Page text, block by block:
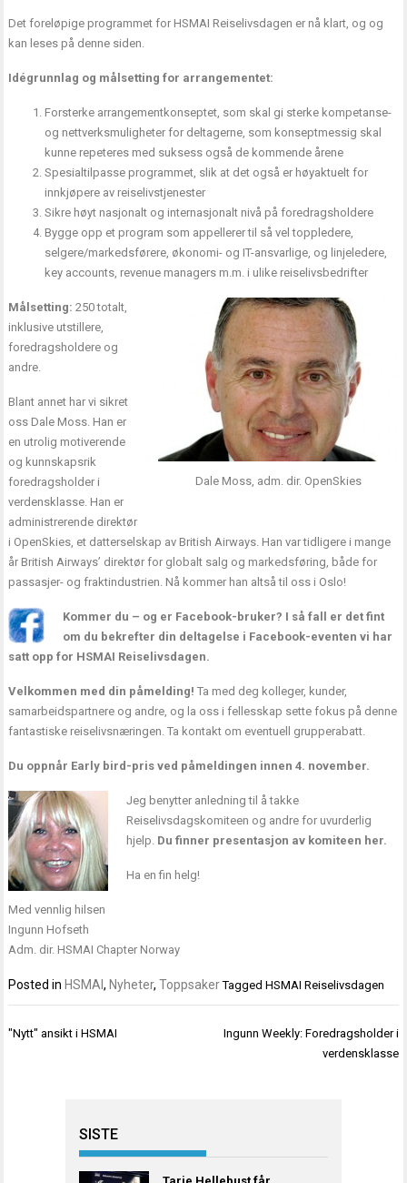
Det foreløpige programmet for HSMAI Reiselivsdagen er nå klart, og og
kan leses på denne siden.
Idégrunnlag og målsetting for arrangementet:
Forsterke arrangementkonseptet, som skal gi sterke kompetanse-
og nettverksmuligheter for deltagerne, som konseptmessig skal
kunne repeteres med suksess også de kommende årene
Spesialtilpasse programmet, slik at det også er høyaktuelt for
innkjøpere av reiselivstjenester
Sikre høyt nasjonalt og internasjonalt nivå på foredragsholdere
Bygge opp et program som appellerer til så vel toppledere,
selgere/markedsførere, økonomi- og IT-ansvarlige, og linjeledere,
key accounts, revenue managers m.m. i ulike reiselivsbedrifter
Dale Moss, adm. dir. OpenSkies
Målsetting: 250 totalt,
inklusive utstillere,
foredragsholdere og
andre.
Blant annet har vi sikret
oss Dale Moss. Han er
en utrolig motiverende
og kunnskapsrik
foredragsholder i
verdensklasse. Han er
administrerende direktør
i OpenSkies, et datterselskap av British Airways. Han var tidligere i mange
år British Airways’ direktør for globalt salg og markedsføring, både for
passasjer- og fraktindustrien. Nå kommer han altså til oss i Oslo!
Kommer du – og er Facebook-bruker? I så fall er det fint
om du bekrefter din deltagelse i Facebook-eventen vi har
satt opp for HSMAI Reiselivsdagen.
Velkommen med din påmelding! Ta med deg kolleger, kunder,
samarbeidspartnere og andre, og la oss i fellesskap sette fokus på denne
fantastiske reiselivsnæringen. Ta kontakt om eventuell grupperabatt.
Du oppnår Early bird-pris ved påmeldingen innen 4. november.
Jeg benytter anledning til å takke
Reiselivsdagskomiteen og andre for uvurderlig
hjelp. Du finner presentasjon av komiteen her.
Ha en fin helg!
Med vennlig hilsen
Ingunn Hofseth
Adm. dir. HSMAI Chapter Norway
Posted in HSMAI, Nyheter,Toppsaker TaggedHSMAI Reiselivsdagen
Innleggsnavigasjon
"Nytt" ansikt i HSMAI
Ingunn Weekly: Foredragsholder i
verdensklasse
SISTE